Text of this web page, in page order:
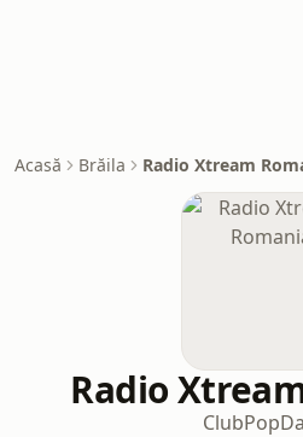
Acasă Brăila Radio Xtream
Radio
ClubPop